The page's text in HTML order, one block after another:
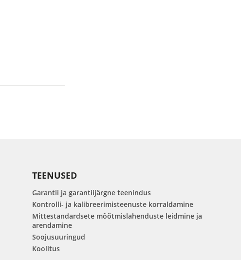
TEENUSED
Garantii ja garantiijärgne teenindus
Kontrolli- ja kalibreerimisteenuste korraldamine
Mittestandardsete mõõtmislahenduste leidmine ja
arendamine
Soojusuuringud
Koolitus